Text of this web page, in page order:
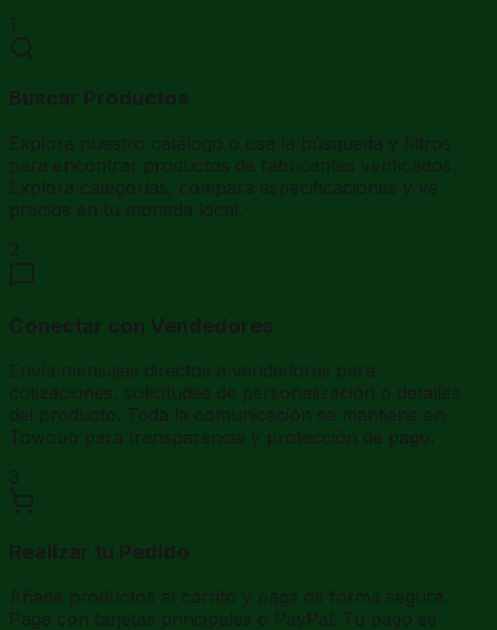
1
Buscar Productos
Explora nuestro catálogo o usa la búsqueda y filtros
para encontrar productos de fabricantes verificados.
Explora categorías, compara especificaciones y ve
precios en tu moneda local.
2
Conectar con Vendedores
Envía mensajes directos a vendedores para
cotizaciones, solicitudes de personalización o detalles
del producto. Toda la comunicación se mantiene en
Towobo para transparencia y protección de pago.
3
Realizar tu Pedido
Añade productos al carrito y paga de forma segura.
Paga con tarjetas principales o PayPal. Tu pago se